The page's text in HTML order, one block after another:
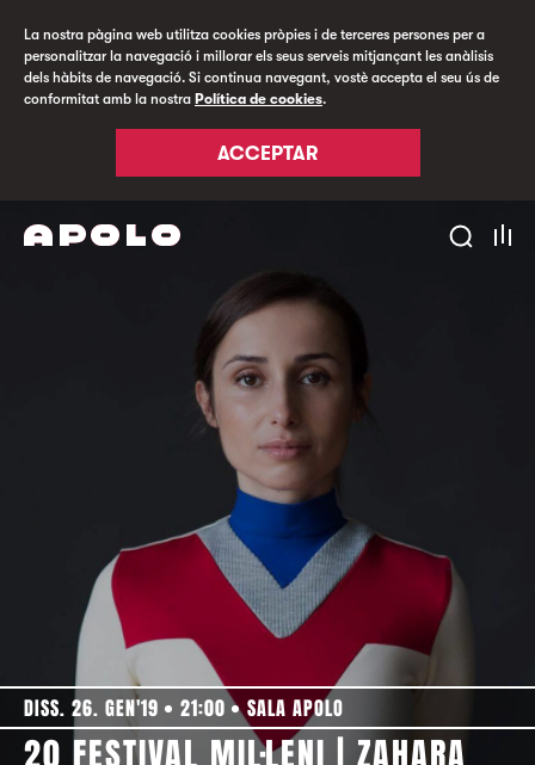
La nostra pàgina web utilitza cookies pròpies i de terceres persones per a
personalitzar la navegació i millorar els seus serveis mitjançant les anàlisis
dels hàbits de navegació. Si continua navegant, vostè accepta el seu ús de
conformitat amb la nostra Política de cookies.
ACCEPTAR
DISS. 26. GEN'19 21:00 SALA APOLO
20 FESTIVAL MIL·LENI | ZAHARA